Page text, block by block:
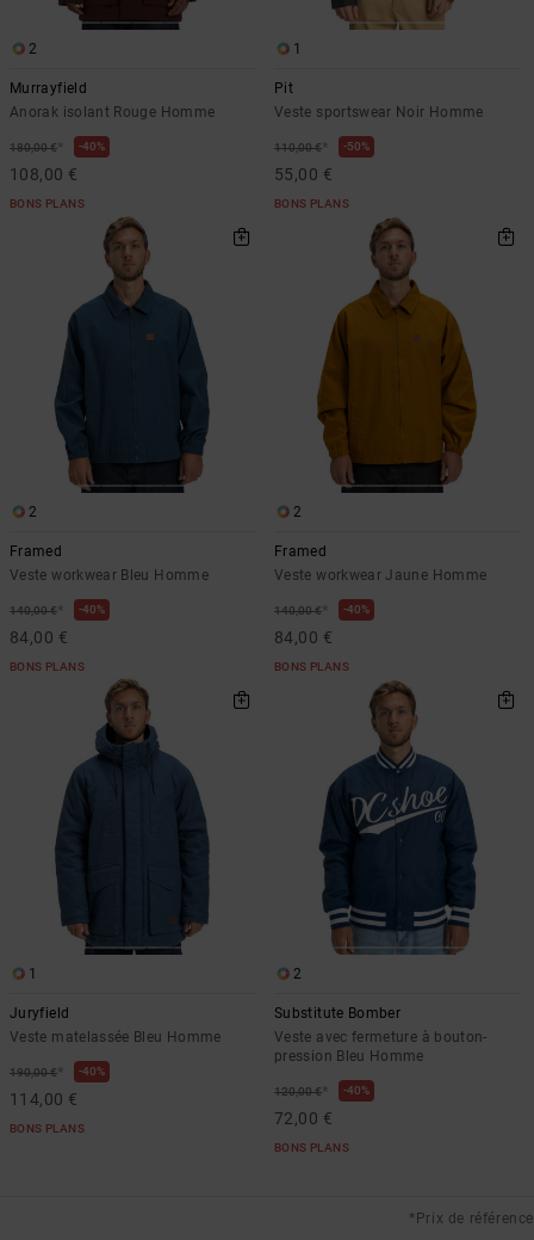
2
Murrayfield
Anorak isolant Rouge Homme
180,00 €* 40%
108,00 €
BONS PLANS
1
Pit
Veste sportswear Noir Homme
110,00 €* 50%
55,00 €
BONS PLANS
2
Framed
Veste workwear Bleu Homme
140,00 €* 40%
84,00 €
BONS PLANS
2
Framed
Veste workwear Jaune Homme
140,00 €* 40%
84,00 €
BONS PLANS
1
Juryfield
Veste matelassée Bleu Homme
190,00 €* 40%
114,00 €
BONS PLANS
2
Substitute Bomber
Veste avec fermeture à bouton-
pression Bleu Homme
120,00 €* 40%
72,00 €
BONS PLANS
*Prix de référence